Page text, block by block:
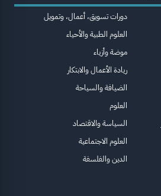
دورات تسويق، أعمال، وتمويل
العلوم الطبية والأحياء
موضة وأزياء
ريادة الأعمال والابتكار
الضيافة والسياحة
العلوم
السياسة والاقتصاد
العلوم الاجتماعية
الدين والفلسفة